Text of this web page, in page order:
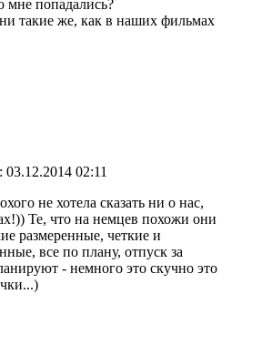
мне попадались?
такие же, как в наших фильмах
03.12.2014 02:11
не хотела сказать ни о нас,
Те, что на немцев похожи они
размеренные, четкие и
все по плану, отпуск за
- немного это скучно это